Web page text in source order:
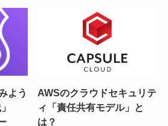
よう
AWSのクラウドセキュリテ
ィ「責任共有モデル」と
は？